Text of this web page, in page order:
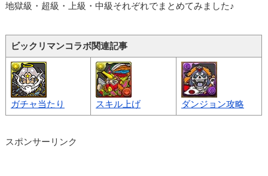
地獄級・超級・上級・中級それぞれでまとめてみました♪
ビックリマンコラボ関連記事
ガチャ当たり スキル上げ ダンジョン攻略
スポンサーリンク